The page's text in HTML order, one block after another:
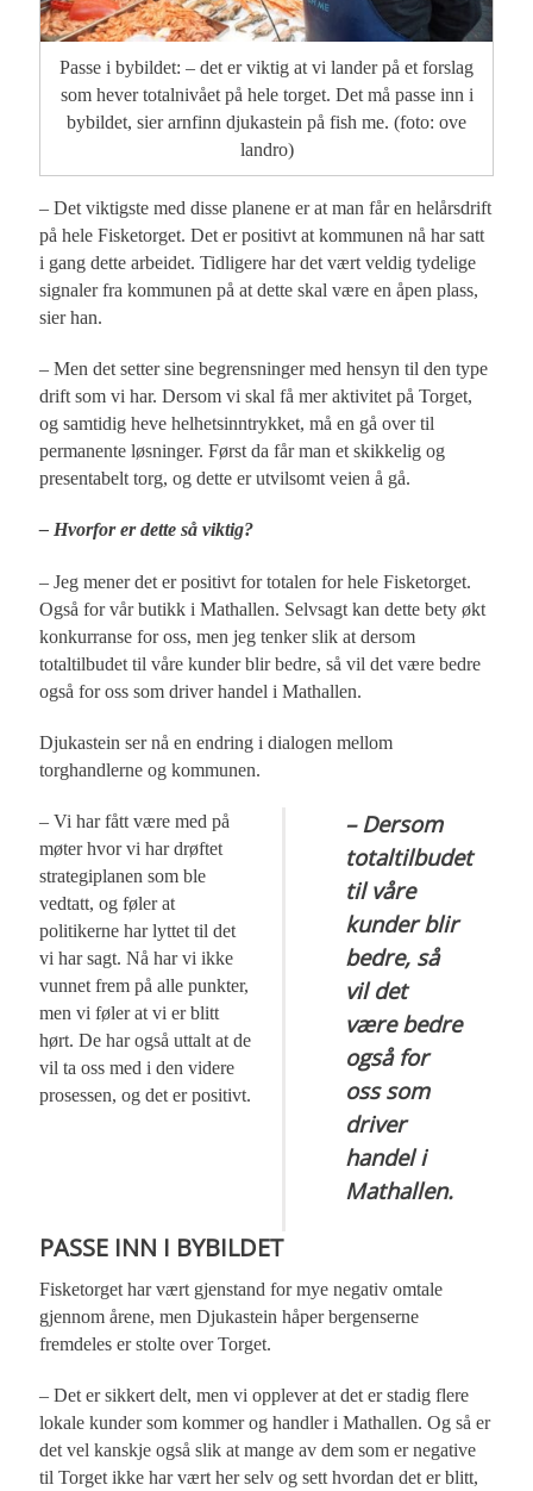
Passe i bybildet: – det er viktig at vi lander på et forslag
som hever totalnivået på hele torget. Det må passe inn i
bybildet, sier arnfinn djukastein på fish me. (foto: ove
landro)
– Det viktigste med disse planene er at man får en helårsdrift
på hele Fisketorget. Det er positivt at kommunen nå har satt
i gang dette arbeidet. Tidligere har det vært veldig tydelige
signaler fra kommunen på at dette skal være en åpen plass,
sier han.
– Men det setter sine begrensninger med hensyn til den type
drift som vi har. Dersom vi skal få mer aktivitet på Torget,
og samtidig heve helhetsinntrykket, må en gå over til
permanente løsninger. Først da får man et skikkelig og
presentabelt torg, og dette er utvilsomt veien å gå.
– Hvorfor er dette så viktig?
– Jeg mener det er positivt for totalen for hele Fisketorget.
Også for vår butikk i Mathallen. Selvsagt kan dette bety økt
konkurranse for oss, men jeg tenker slik at dersom
totaltilbudet til våre kunder blir bedre, så vil det være bedre
også for oss som driver handel i Mathallen.
Djukastein ser nå en endring i dialogen mellom
torghandlerne og kommunen.
– Dersom
totaltilbudet
til våre
kunder blir
bedre, så
vil det
være bedre
også for
oss som
driver
handel i
Mathallen.
– Vi har fått være med på
møter hvor vi har drøftet
strategiplanen som ble
vedtatt, og føler at
politikerne har lyttet til det
vi har sagt. Nå har vi ikke
vunnet frem på alle punkter,
men vi føler at vi er blitt
hørt. De har også uttalt at de
vil ta oss med i den videre
prosessen, og det er positivt.
PASSE INN I BYBILDET
Fisketorget har vært gjenstand for mye negativ omtale
gjennom årene, men Djukastein håper bergenserne
fremdeles er stolte over Torget.
– Det er sikkert delt, men vi opplever at det er stadig flere
lokale kunder som kommer og handler i Mathallen. Og så er
det vel kanskje også slik at mange av dem som er negative
til Torget ikke har vært her selv og sett hvordan det er blitt,